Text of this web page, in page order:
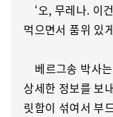
‘오, 무레나. 이
먹으면서 품위 있
베르그송 박사
상세한 정보를 보
릿함이 섞여서 부